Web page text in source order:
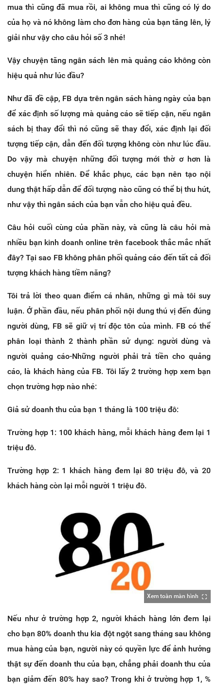
mua thì cũng đã mua rồi, ai không mua thì cũng có lý do
của họ và nó không làm cho đơn hàng của bạn tăng lên, lý
giải như vậy cho câu hỏi số 3 nhé!
Vậy chuyện tăng ngân sách lên mà quảng cáo không còn
hiệu quả như lúc đầu?
Như đã đề cập, FB dựa trên ngân sách hàng ngày của bạn
để xác định số lượng mà quảng cáo sẽ tiếp cận, nếu ngân
sách bị thay đổi thì nó cũng sẽ thay đổi, xác định lại đối
tượng tiếp cận, dẫn đến đối tượng không còn như lúc đầu.
Do vậy mà chuyện những đối tượng mới thờ ơ hơn là
chuyện hiển nhiên. Để khắc phục, các bạn nên tạo nội
dung thật hấp dẫn để đối tượng nào cũng có thể bị thu hút,
như vậy thì ngân sách của bạn vẫn cho hiệu quả đều.
Câu hỏi cuối cùng của phần này, và cũng là câu hỏi mà
nhiều bạn kinh doanh online trên facebook thắc mắc nhất
đây? Tại sao FB không phân phối quảng cáo đến tất cả đối
tượng khách hàng tiềm năng?
Tôi trả lời theo quan điểm cá nhân, những gì mà tôi suy
luận. Ở phần đầu, nếu phân phối nội dung thú vị đến đúng
người dùng, FB sẽ giữ vị trí độc tôn của mình. FB có thể
phân loại thành 2 thành phần sử dụng: người dùng và
người quảng cáo-Những người phải trả tiền cho quảng
cáo, là khách hàng của FB. Tôi lấy 2 trường hợp xem bạn
chọn trường hợp nào nhé:
Giả sử doanh thu của bạn 1 tháng là 100 triệu đô:
Trường hợp 1: 100 khách hàng, mỗi khách hàng đem lại 1
triệu đô.
Trường hợp 2: 1 khách hàng đem lại 80 triệu đô, và 20
khách hàng còn lại mỗi người 1 triệu đô.
Xem toàn màn hình
Nếu như ở trường hợp 2, người khách hàng lớn đem lại
cho bạn 80% doanh thu kia đột ngột sang tháng sau không
mua hàng của bạn, người này có quyền lực để ảnh hưởng
thật sự đến doanh thu của bạn, chẳng phải doanh thu của
bạn giảm đến 80% hay sao? Trong khi ở trường hợp 1, %